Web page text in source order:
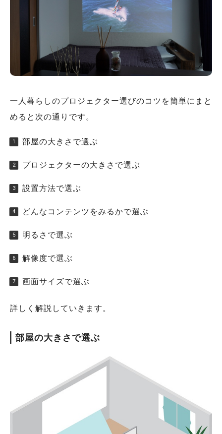
一人暮らしのプロジェクター選びのコツを簡単にまと
めると次の通りです。
部屋の大きさで選ぶ
プロジェクターの大きさで選ぶ
設置方法で選ぶ
どんなコンテンツをみるかで選ぶ
明るさで選ぶ
解像度で選ぶ
画面サイズで選ぶ
詳しく解説していきます。
部屋の大きさで選ぶ